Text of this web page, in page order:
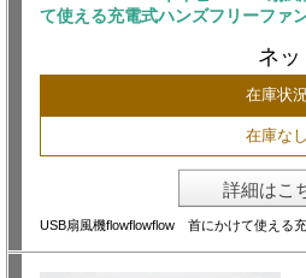
て使える充電式ハンズフリーファ
ネッ
在庫状
在庫なし
詳細はこ
USB扇風機flowflowflow 首にかけて使える